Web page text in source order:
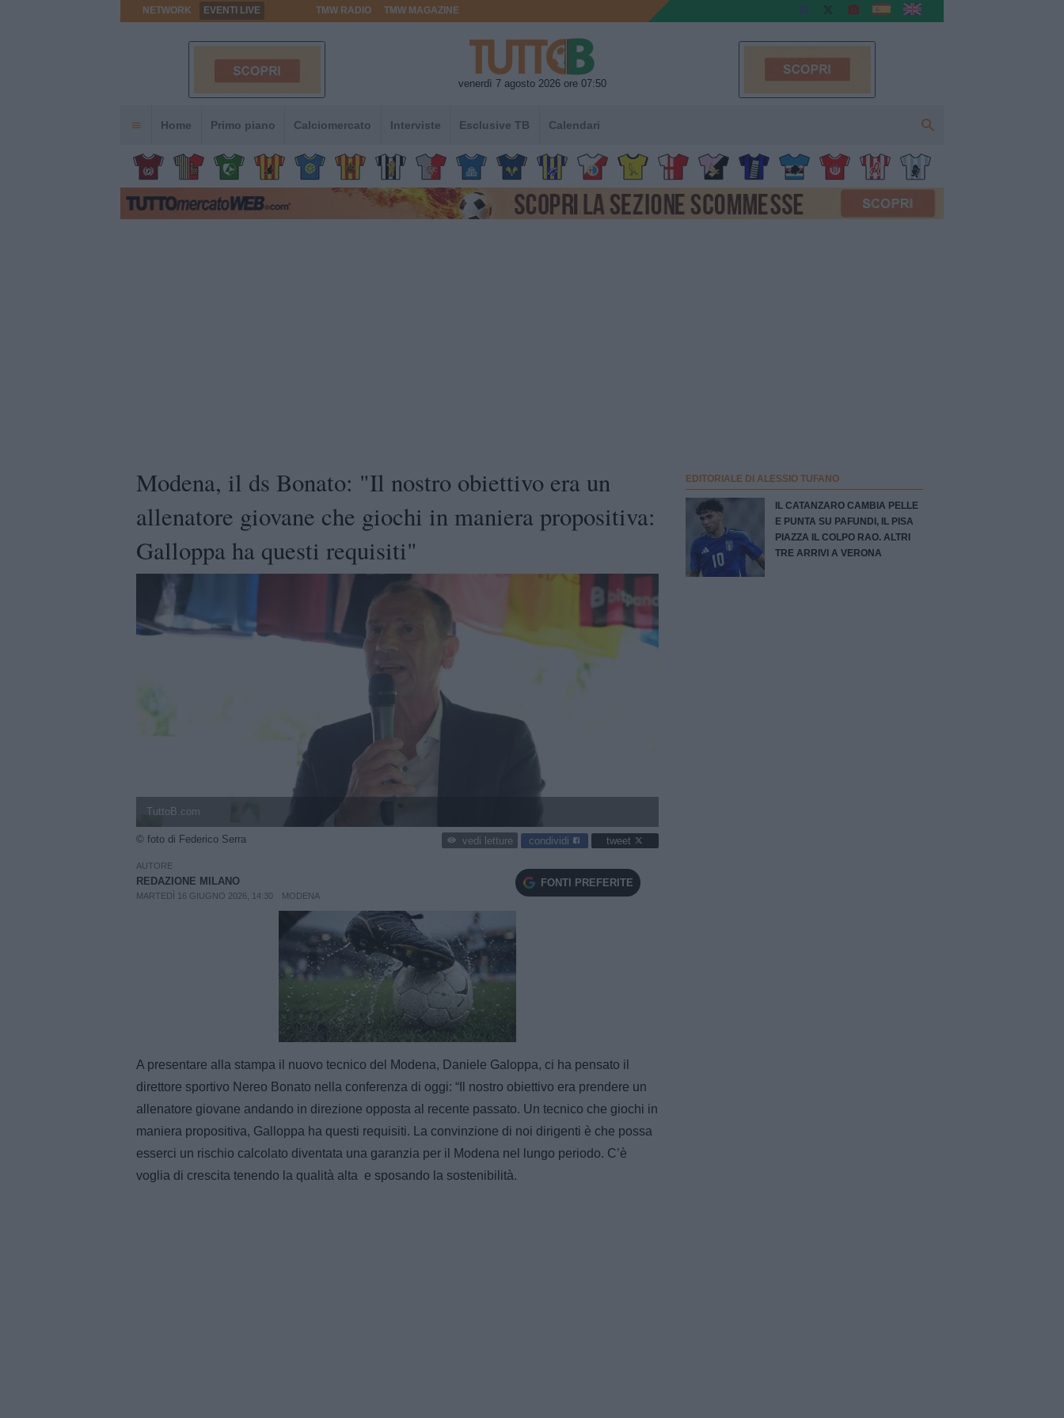
NETWORK EVENTI LIVE TMW RADIO TMW MAGAZINE
venerdì 7 agosto 2026 ore 07:50
Home Primo piano Calciomercato Interviste Esclusive TB Calendari
Modena, il ds Bonato: "Il nostro obiettivo era un
allenatore giovane che giochi in maniera propositiva:
Galloppa ha questi requisiti"
TuttoB.com
© foto di Federico Serra vedi letture condividi tweet
AUTORE
REDAZIONE MILANO
MARTEDÌ 16 GIUGNO 2026, 14:30 MODENA
FONTI PREFERITE
Unmute
Loaded
100.00%
A presentare alla stampa il nuovo tecnico del Modena, Daniele Galoppa, ci ha pensato il
direttore sportivo Nereo Bonato nella conferenza di oggi: “Il nostro obiettivo era prendere un
allenatore giovane andando in direzione opposta al recente passato. Un tecnico che giochi in
maniera propositiva, Galloppa ha questi requisiti. La convinzione di noi dirigenti è che possa
esserci un rischio calcolato diventata una garanzia per il Modena nel lungo periodo. C’è
voglia di crescita tenendo la qualità alta e sposando la sostenibilità.
EDITORIALE DI ALESSIO TUFANO
IL CATANZARO CAMBIA PELLE
E PUNTA SU PAFUNDI, IL PISA
PIAZZA IL COLPO RAO. ALTRI
TRE ARRIVI A VERONA